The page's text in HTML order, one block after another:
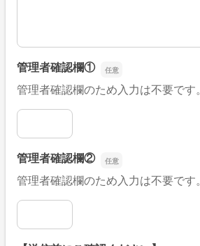
管理者確認欄①
管理者確認欄のため入力は不要です。
管理者確認欄①
管理者確認欄②
管理者確認欄のため入力は不要です。
管理者確認欄②